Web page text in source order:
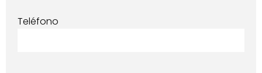
Teléfono